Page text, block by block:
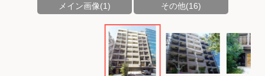
メイン画像(1) その他(16)